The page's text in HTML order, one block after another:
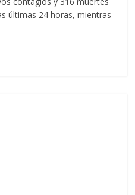
últimas 24 horas, mientras